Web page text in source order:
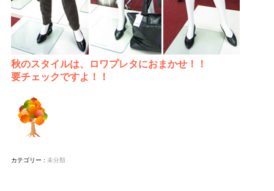
秋のスタイルは、ロワプレタにおまかせ！！
要チェックですよ！！
カテゴリー : 未分類